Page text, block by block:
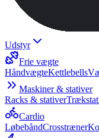
Udstyr
Frie vægte
HåndvægteKettlebells
Maskiner & stativer
Racks & stativer
Cardio
LøbebåndCrosstræner